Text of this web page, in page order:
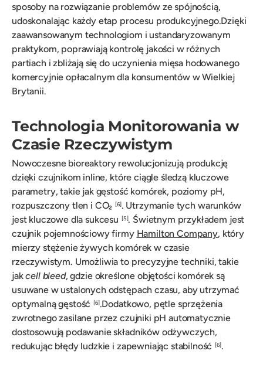
sposoby na rozwiązanie problemów ze spójnością,
udoskonalając każdy etap procesu produkcyjnego.Dzięki
zaawansowanym technologiom i ustandaryzowanym
praktykom, poprawiają kontrolę jakości w różnych
partiach i zbliżają się do uczynienia mięsa hodowanego
komercyjnie opłacalnym dla konsumentów w Wielkiej
Brytanii.
Technologia Monitorowania w
Czasie Rzeczywistym
Nowoczesne bioreaktory rewolucjonizują produkcję
dzięki czujnikom inline, które ciągle śledzą kluczowe
parametry, takie jak gęstość komórek, poziomy pH,
rozpuszczony tlen i CO₂
[6]. Utrzymanie tych warunków
jest kluczowe dla sukcesu
[5]. Świetnym przykładem jest
czujnik pojemnościowy firmy Hamilton Company, który
mierzy stężenie żywych komórek w czasie
rzeczywistym. Umożliwia to precyzyjne techniki, takie
jakcell bleed, gdzie określone objętości komórek są
usuwane w ustalonych odstępach czasu, aby utrzymać
optymalną gęstość
[6].Dodatkowo, pętle sprzężenia
zwrotnego zasilane przez czujniki pH automatycznie
dostosowują podawanie składników odżywczych,
redukując błędy ludzkie i zapewniając stabilność
[6].